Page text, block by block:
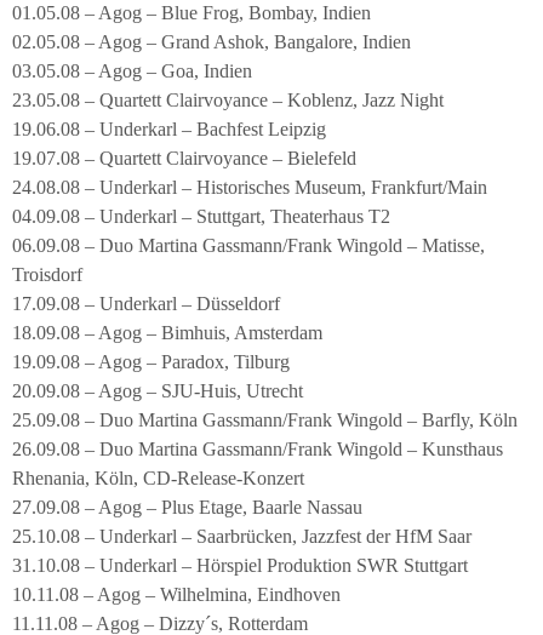
01.05.08 – Agog – Blue Frog, Bombay, Indien
02.05.08 – Agog – Grand Ashok, Bangalore, Indien
03.05.08 – Agog – Goa, Indien
23.05.08 – Quartett Clairvoyance – Koblenz, Jazz Night
19.06.08 – Underkarl – Bachfest Leipzig
19.07.08 – Quartett Clairvoyance – Bielefeld
24.08.08 – Underkarl – Historisches Museum, Frankfurt/Main
04.09.08 – Underkarl – Stuttgart, Theaterhaus T2
06.09.08 – Duo Martina Gassmann/Frank Wingold – Matisse,
Troisdorf
17.09.08 – Underkarl – Düsseldorf
18.09.08 – Agog – Bimhuis, Amsterdam
19.09.08 – Agog – Paradox, Tilburg
20.09.08 – Agog – SJU-Huis, Utrecht
25.09.08 – Duo Martina Gassmann/Frank Wingold – Barfly, Köln
26.09.08 – Duo Martina Gassmann/Frank Wingold – Kunsthaus
Rhenania, Köln, CD-Release-Konzert
27.09.08 – Agog – Plus Etage, Baarle Nassau
25.10.08 – Underkarl – Saarbrücken, Jazzfest der HfM Saar
31.10.08 – Underkarl – Hörspiel Produktion SWR Stuttgart
10.11.08 – Agog – Wilhelmina, Eindhoven
11.11.08 – Agog – Dizzy´s, Rotterdam